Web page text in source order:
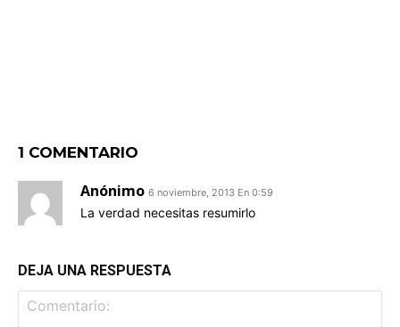
1 COMENTARIO
Anónimo 6 noviembre, 2013 En 0:59
La verdad necesitas resumirlo
DEJA UNA RESPUESTA